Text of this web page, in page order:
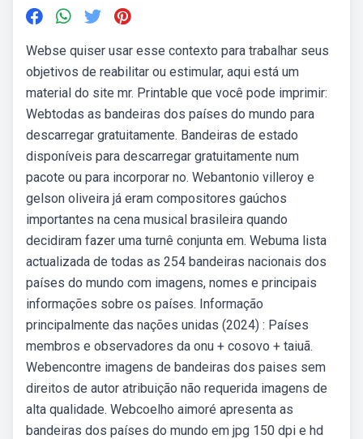
Webse quiser usar esse contexto para trabalhar seus
objetivos de reabilitar ou estimular, aqui está um
material do site mr. Printable que você pode imprimir:
Webtodas as bandeiras dos países do mundo para
descarregar gratuitamente. Bandeiras de estado
disponíveis para descarregar gratuitamente num
pacote ou para incorporar no. Webantonio villeroy e
gelson oliveira já eram compositores gaúchos
importantes na cena musical brasileira quando
decidiram fazer uma turnê conjunta em. Webuma lista
actualizada de todas as 254 bandeiras nacionais dos
países do mundo com imagens, nomes e principais
informações sobre os países. Informação
principalmente das nações unidas (2024) : Países
membros e observadores da onu + cosovo + taiuã.
Webencontre imagens de bandeiras dos paises sem
direitos de autor atribuição não requerida imagens de
alta qualidade. Webcoelho aimoré apresenta as
bandeiras dos países do mundo em jpg 150 dpi e hd